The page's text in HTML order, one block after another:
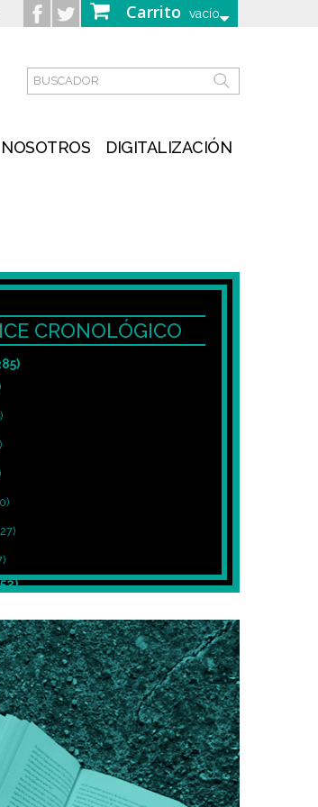
Carrito vacío
NOSOTROS DIGITALIZACIÓN
CRONOLÓGICO
(27)
(12)